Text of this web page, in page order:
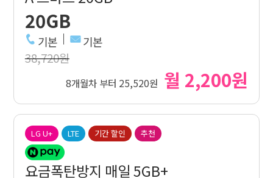
20GB
기본 기본
38,720원
8개월차 부터 25,520원 월 2,200원
LG U+ LTE 기간 할인 추천
요금폭탄방지 매일 5GB+